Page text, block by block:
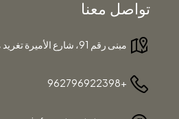
تواصل معنا
مبنى رقم 91، شارع الأميرة تغريد محمد، عمان
+962796922398